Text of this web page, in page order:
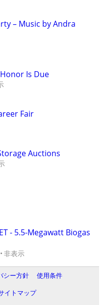
– Music by Andra
Is Due
Fair
Auctions
- 5.5-Megawatt Biogas
非表示
シー方針
使用条件
イトマップ